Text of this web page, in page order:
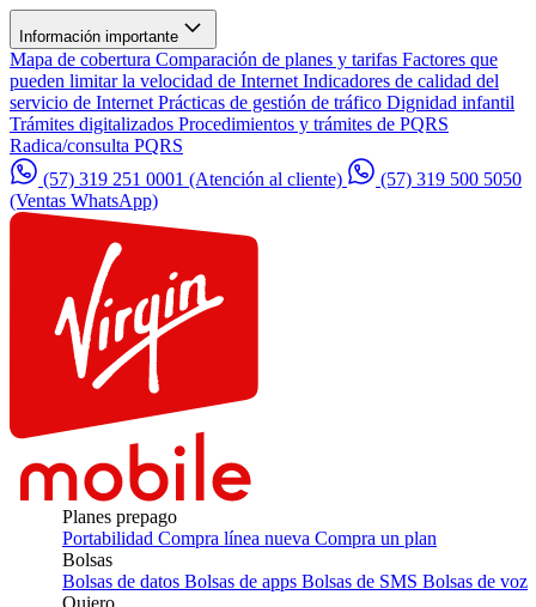
Información importante
Mapa de cobertura Comparación de planes y tarifas Factores que
pueden limitar la velocidad de Internet Indicadores de calidad del
servicio de Internet Prácticas de gestión de tráfico Dignidad infantil
Trámites digitalizados Procedimientos y trámites de PQRS
Radica/consulta PQRS
(57) 319 251 0001 (Atención al cliente)
(57) 319 500 5050
(Ventas WhatsApp)
Planes prepago
Portabilidad Compra línea nueva Compra un plan
Bolsas
Bolsas de datos Bolsas de apps Bolsas de SMS Bolsas de voz
Quiero